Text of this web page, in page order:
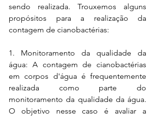
sendo realizada. Trouxemos alguns
propósitos para a realização da
contagem de cianobactérias:
1. Monitoramento da qualidade da
água: A contagem de cianobactérias
em corpos d'água é frequentemente
realizada como parte do
monitoramento da qualidade da água.
O objetivo nesse caso é avaliar a